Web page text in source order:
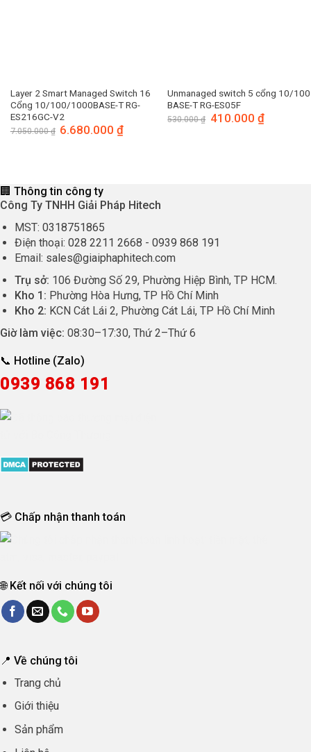
Layer 2 Smart Managed Switch 16
Cổng 10/100/1000BASE-T RG-
ES216GC-V2
7.050.000₫ Giá
gốc
6.680.000₫
Unmanaged switch 5 cổng 10/100
BASE-T RG-ES05F
530.000₫ Giá
gốc
410.000 ₫Giá
🏢 Thông tin công ty
Công Ty TNHH Giải Pháp Hitech
MST: 0318751865
Điện thoại: 028 2211 2668 - 0939 868 191
Email: sales@giaiphaphitech.com
Trụ sở: 106 Đường Số 29, Phường Hiệp Bình, TP HCM.
Kho 1: Phường Hòa Hưng, TP Hồ Chí Minh
Kho 2: KCN Cát Lái 2, Phường Cát Lái, TP Hồ Chí Minh
Giờ làm việc: 08:30–17:30, Thứ 2–Thứ 6
📞 Hotline (Zalo)
0939 868 191
💳 Chấp nhận thanh toán
🌐 Kết nối với chúng tôi
📍 Về chúng tôi
Trang chủ
Giới thiệu
Sản phẩm